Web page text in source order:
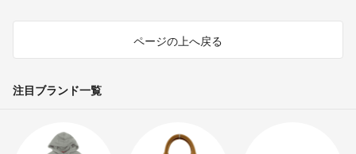
ページの上へ戻る
注目ブランド一覧